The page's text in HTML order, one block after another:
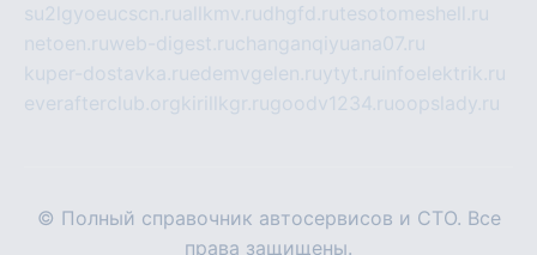
su2lgyoeucscn.ruallkmv.rudhgfd.rutesotomeshell.ru
netoen.ruweb-digest.ruchanganqiyuana07.ru
kuper-dostavka.ruedemvgelen.ruytyt.ru infoelektrik.ru
everafterclub.org kirillkgr.rugoodv1234.ruoopslady.ru
© Полный справочник автосервисов и СТО. Все
права защищены.